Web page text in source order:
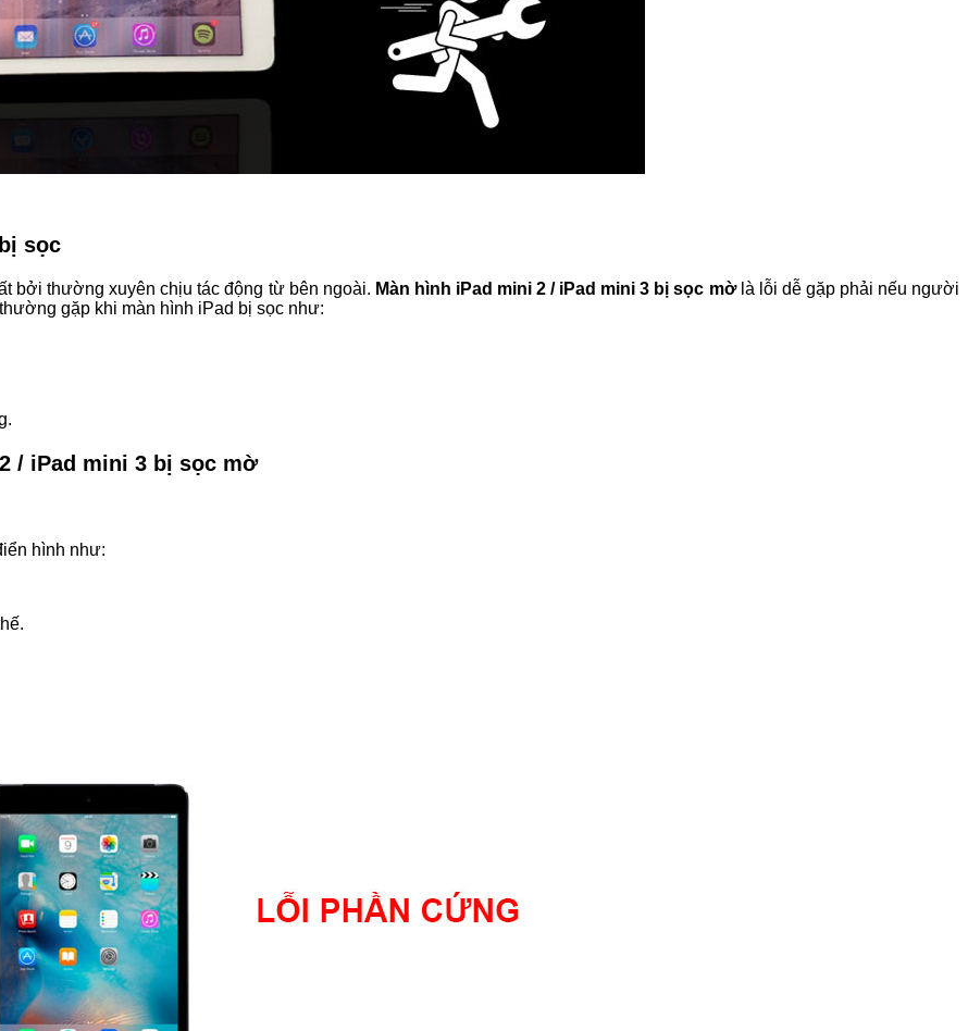
sọc
bởi thường xuyên chịu tác động từ bên ngoài. Màn hình iPad mini 2 / iPad mini 3 bị sọc mờlà lỗi dễ gặp phải nếu người
gặp khi màn hình iPad bị sọc như:
/ iPad mini 3 bị sọc mờ
hình như: